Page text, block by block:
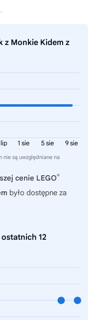
z Monkie Kidem z
9 sie
5 sie
1 sie
nie są uwzględniane na
cenie LEGO®
było dostępne za
12